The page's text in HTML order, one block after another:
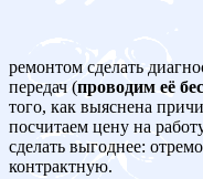
ремонтом сделать
передач (проводим её
того, как выяснена
посчитаем цену на
сделать выгоднее:
контрактную.